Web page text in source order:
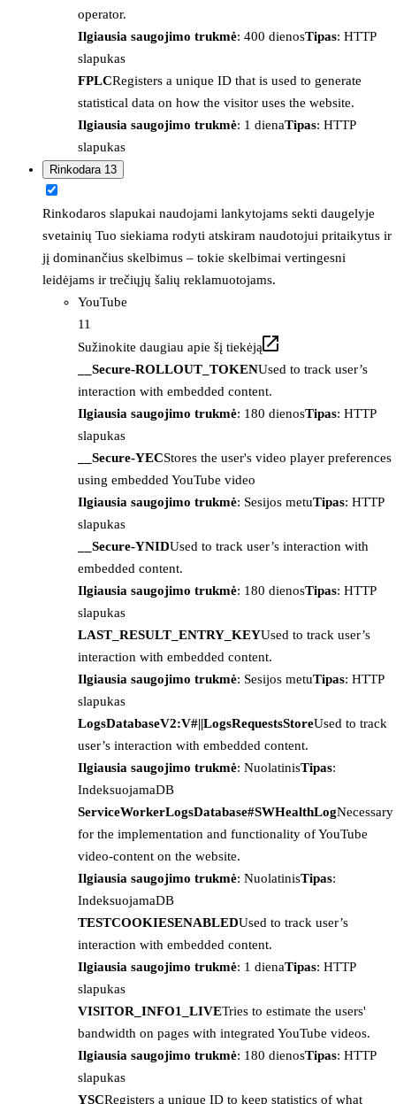
operator.
Ilgiausia saugojimo trukmė: 400 dienosTipas: HTTP
slapukas
FPLCRegisters a unique ID that is used to generate
statistical data on how the visitor uses the website.
Ilgiausia saugojimo trukmė: 1 dienaTipas: HTTP
slapukas
Rinkodara 13
Rinkodaros slapukai naudojami lankytojams sekti daugelyje
svetainių Tuo siekiama rodyti atskiram naudotojui pritaikytus ir
jį dominančius skelbimus – tokie skelbimai vertingesni
leidėjams ir trečiųjų šalių reklamuotojams.
YouTube
11
Sužinokite daugiau apie šį tiekėją
__Secure-ROLLOUT_TOKENUsed to track user’s
interaction with embedded content.
Ilgiausia saugojimo trukmė: 180 dienosTipas: HTTP
slapukas
__Secure-YECStores the user's video player preferences
using embedded YouTube video
Ilgiausia saugojimo trukmė: Sesijos metuTipas: HTTP
slapukas
__Secure-YNIDUsed to track user’s interaction with
embedded content.
Ilgiausia saugojimo trukmė: 180 dienosTipas: HTTP
slapukas
LAST_RESULT_ENTRY_KEYUsed to track user’s
interaction with embedded content.
Ilgiausia saugojimo trukmė: Sesijos metuTipas: HTTP
slapukas
LogsDatabaseV2:V#||LogsRequestsStoreUsed to track
user’s interaction with embedded content.
Ilgiausia saugojimo trukmė: NuolatinisTipas:
IndeksuojamaDB
ServiceWorkerLogsDatabase#SWHealthLogNecessary
for the implementation and functionality of YouTube
video-content on the website.
Ilgiausia saugojimo trukmė: NuolatinisTipas:
IndeksuojamaDB
TESTCOOKIESENABLEDUsed to track user’s
interaction with embedded content.
Ilgiausia saugojimo trukmė: 1 dienaTipas: HTTP
slapukas
VISITOR_INFO1_LIVETries to estimate the users'
bandwidth on pages with integrated YouTube videos.
Ilgiausia saugojimo trukmė: 180 dienosTipas: HTTP
slapukas
YSCRegisters a unique ID to keep statistics of what